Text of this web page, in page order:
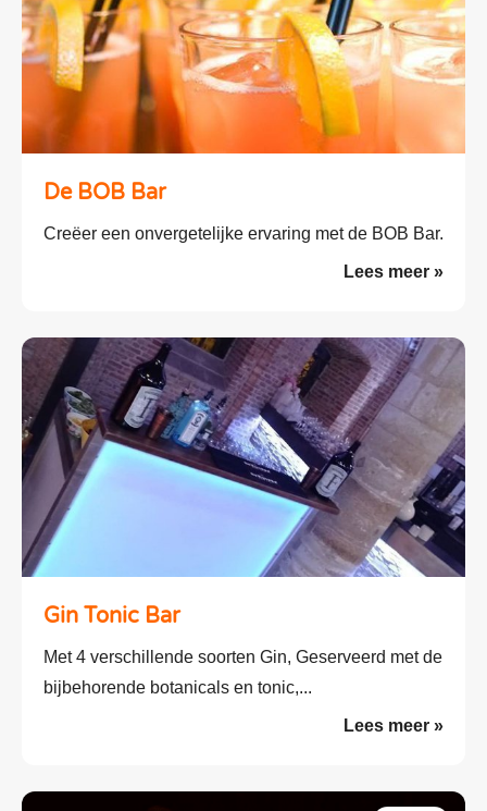
De BOB Bar
Creëer een onvergetelijke ervaring met de BOB Bar.
Lees meer »
Gin Tonic Bar
Met 4 verschillende soorten Gin, Geserveerd met de
bijbehorende botanicals en tonic,...
Lees meer »